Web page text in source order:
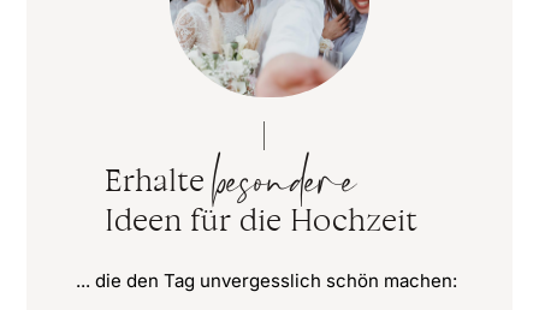
Erhaltebesondere
Ideen für die Hochzeit
... die den Tag unvergesslich schön machen: